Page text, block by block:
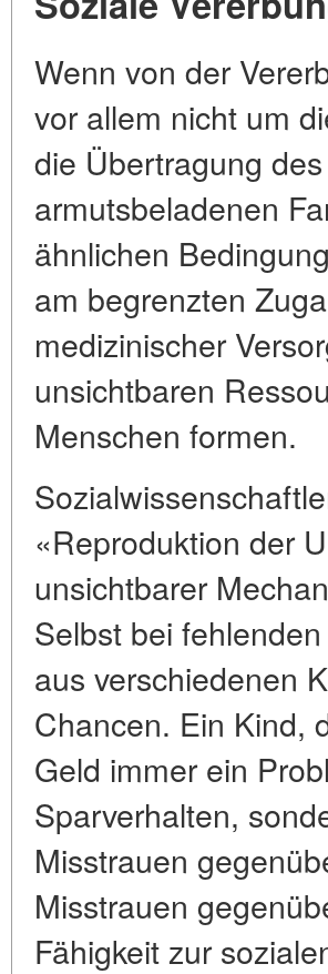
Wenn von der
vor allem nicht um
die Übertragung
armutsbeladenen
ähnlichen
am begrenzten
medizinischer
unsichtbaren
Menschen formen.
«Reproduktion der
unsichtbarer
Selbst bei
aus verschiedenen
Chancen. Ein Kind,
Geld immer ein
Sparverhalten,
Misstrauen
Misstrauen
Fähigkeit zur